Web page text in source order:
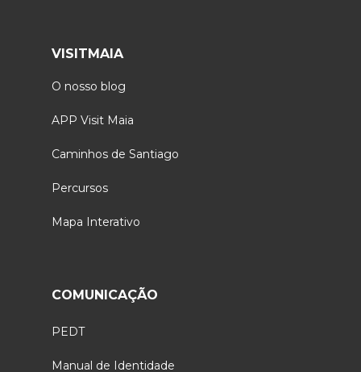
VISITMAIA
O nosso blog
APP Visit Maia
Caminhos de Santiago
Percursos
Mapa Interativo
COMUNICAÇÃO
PEDT
Manual de Identidade